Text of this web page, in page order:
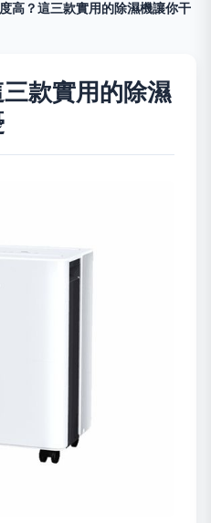
高？這三款實用的除濕機讓你干
款實用的除濕